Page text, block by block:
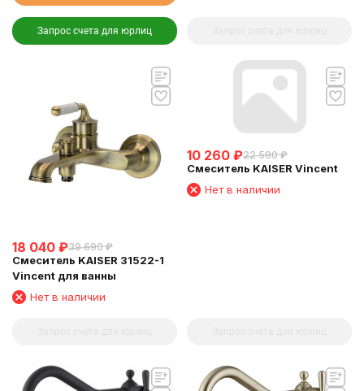
Запрос счета для юрлиц
18 040 ₽39 690 ₽
Смеситель KAISER 31522-1
Vincent для ванны
Нет в наличии
10 260 ₽22 580 ₽
Смеситель KAISER Vincent
Нет в наличии